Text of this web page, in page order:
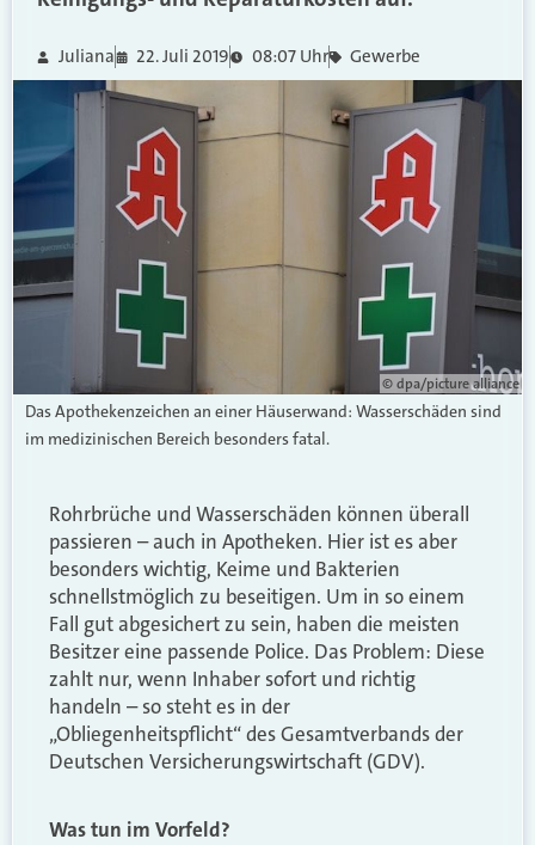
Juliana 22. Juli 2019 08:07 Uhr Gewerbe
© dpa/picture alliance
Das Apothekenzeichen an einer Häuserwand: Wasserschäden sind
im medizinischen Bereich besonders fatal.
Rohrbrüche und Wasserschäden können überall
passieren – auch in Apotheken. Hier ist es aber
besonders wichtig, Keime und Bakterien
schnellstmöglich zu beseitigen. Um in so einem
Fall gut abgesichert zu sein, haben die meisten
Besitzer eine passende Police. Das Problem: Diese
zahlt nur, wenn Inhaber sofort und richtig
handeln – so steht es in der
„Obliegenheitspflicht“ des Gesamtverbands der
Deutschen Versicherungswirtschaft (GDV).
Was tun im Vorfeld?